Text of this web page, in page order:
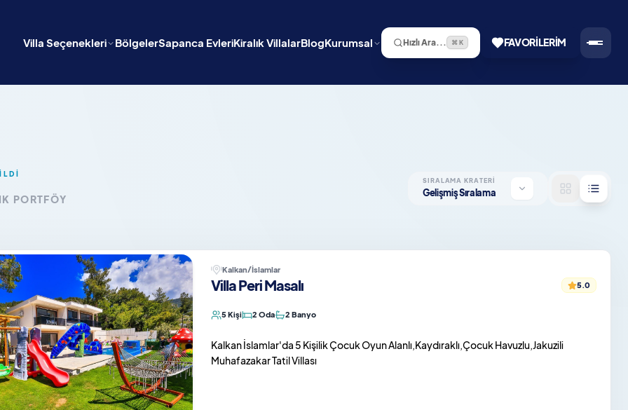
Villa Seçenekleri BölgelerSapanca EvleriKiralık VillalarBlogKurumsal Hızlı Ara... ⌘ K FAVORILERIM
PORTFÖY
SIRALAMA KRATERI
Gelişmiş Sıralama
Kalkan/İslamlar
Villa Peri Masalı 5.0
5 Kişi 2 Oda 2 Banyo
Kalkan İslamlar'da 5 Kişilik Çocuk Oyun Alanlı,Kaydıraklı,Çocuk Havuzlu,Jakuzili
Muhafazakar Tatil Villası